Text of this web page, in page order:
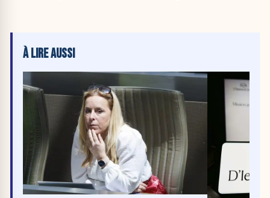
À LIRE AUSSI